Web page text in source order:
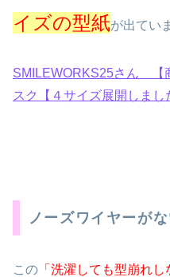
イズの型紙が出てい
SMILEWORKS25さん 【
スク【４サイズ展開しまし
ノーズワイヤーが
この 「洗濯しても型崩れ